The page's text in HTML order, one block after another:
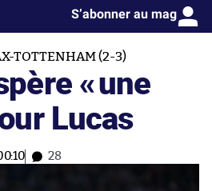
S’abonner au mag
TOTTENHAM (2-3)
«une
Lucas
28